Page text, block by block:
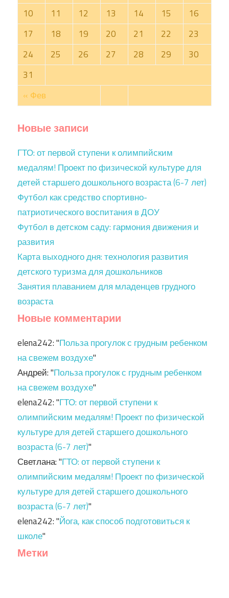
« Фев
10
11 12 13 14 15
16
17
18 19 20 21 22
23
24
25 26 27 28 29
30
31
Новые записи
ГТО: от первой ступени к олимпийским
медалям! Проект по физической культуре для
детей старшего дошкольного возраста (6-7 лет)
Футбол как средство спортивно-
патриотического воспитания в ДОУ
Футбол в детском саду: гармония движения и
развития
Карта выходного дня: технология развития
детского туризма для дошкольников
Занятия плаванием для младенцев грудного
возраста
Новые комментарии
elena242: "Польза прогулок с грудным ребенком
на свежем воздухе"
Андрей: "Польза прогулок с грудным ребенком
на свежем воздухе"
elena242: "ГТО: от первой ступени к
олимпийским медалям! Проект по физической
культуре для детей старшего дошкольного
возраста (6-7 лет)"
Светлана: "ГТО: от первой ступени к
олимпийским медалям! Проект по физической
культуре для детей старшего дошкольного
возраста (6-7 лет)"
elena242: "Йога, как способ подготовиться к
школе"
Метки